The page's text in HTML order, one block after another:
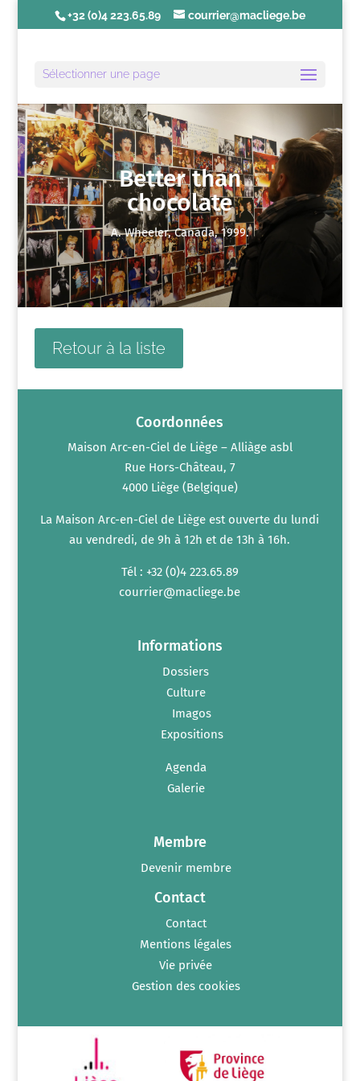
+32 (0)4 223.65.89 courrier@macliege.be
Sélectionner une page
Better than
chocolate
A. Wheeler, Canada, 1999.
Retour à la liste
Coordonnées
Maison Arc-en-Ciel de Liège – Alliàge asbl
Rue Hors-Château, 7
4000 Liège (Belgique)
La Maison Arc-en-Ciel de Liège est ouverte du lundi
au vendredi, de 9h à 12h et de 13h à 16h.
Tél : +32 (0)4 223.65.89
courrier@macliege.be
Informations
Dossiers
Culture
Imagos
Expositions
Agenda
Galerie
Membre
Devenir membre
Contact
Contact
Mentions légales
Vie privée
Gestion des cookies